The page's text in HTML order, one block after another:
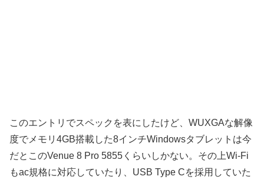
このエントリでスペックを表にしたけど、WUXGAな解像
度でメモリ4GB搭載した8インチWindowsタブレットは今
だとこのVenue 8 Pro 5855くらいしかない。その上Wi-Fi
もac規格に対応していたり、USB Type Cを採用していた